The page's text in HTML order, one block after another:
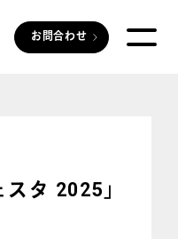
お問合わせ
スタ 2025」